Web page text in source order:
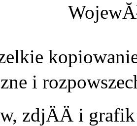
i
zdjÄÄ i